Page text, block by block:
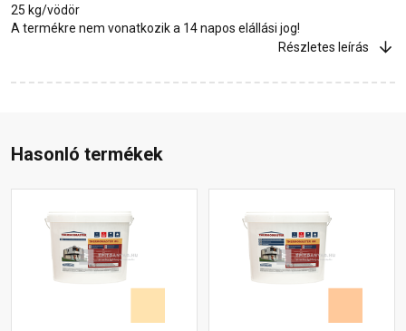
25 kg/vödör
A termékre nem vonatkozik a 14 napos elállási jog!
Részletes leírás
Hasonló termékek